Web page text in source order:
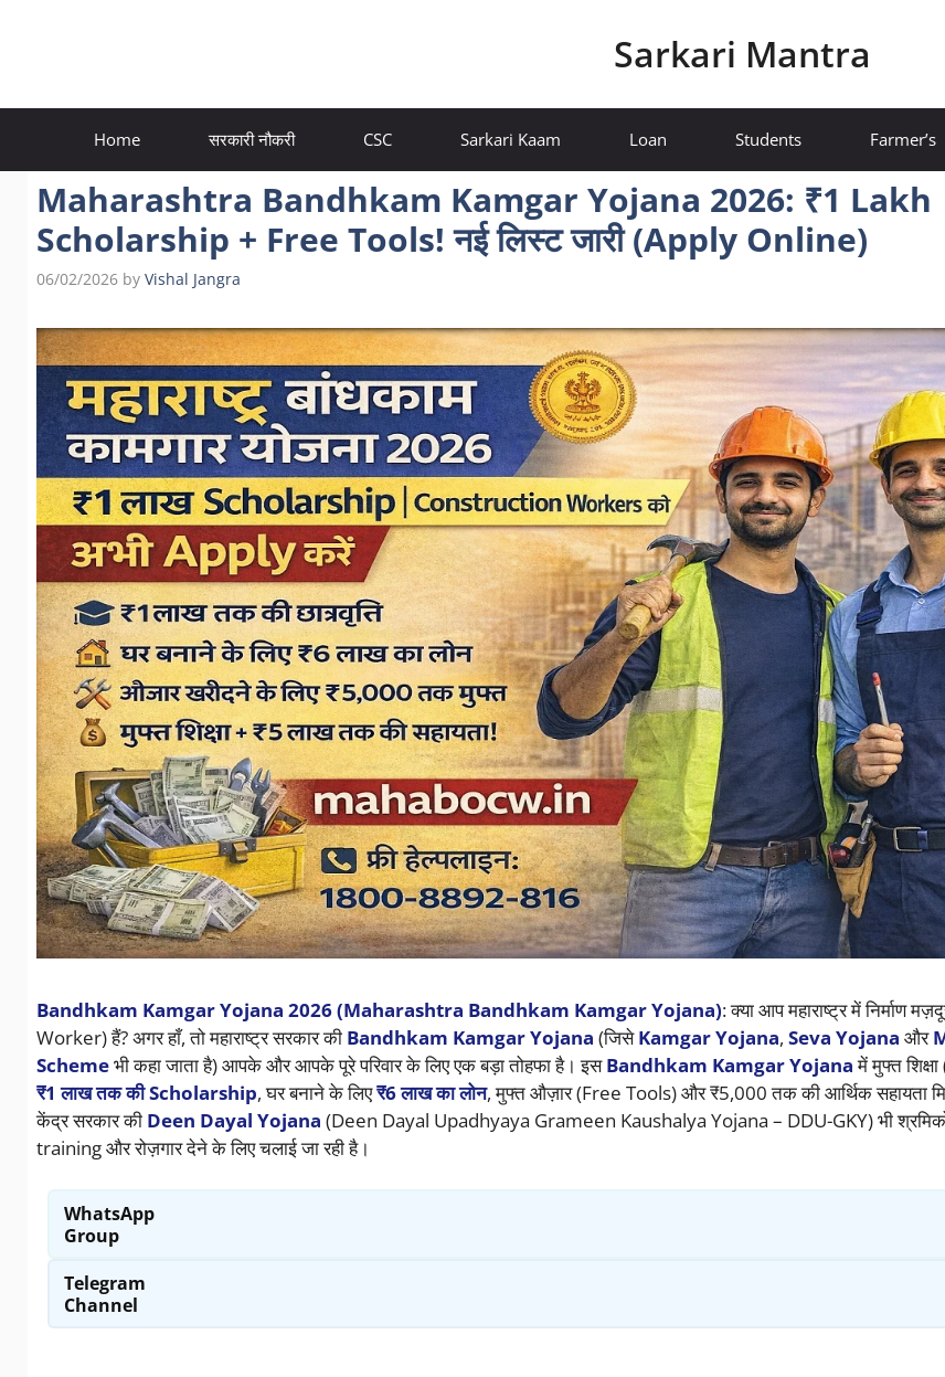
Sarkari Mantra
Home सरकारी नौकरी CSC Sarkari Kaam Loan Students Farmer’s
Maharashtra Bandhkam Kamgar Yojana 2026: ₹1 Lakh
Scholarship + Free Tools! नई लिस्ट जारी (Apply Online)
06/02/2026 by Vishal Jangra
Bandhkam Kamgar Yojana 2026 (Maharashtra Bandhkam Kamgar Yojana): क्या आप महाराष्ट्र में निर्माण
Worker) हैं? अगर हाँ, तो महाराष्ट्र सरकार की Bandhkam Kamgar Yojana (जिसेKamgar Yojana, Seva Yojana और
Schemeभी कहा जाता है) आपके और आपके पूरे परिवार के लिए एक बड़ा तोहफा है। इसBandhkam Kamgar Yojanaमें मुफ्त
₹1 लाख तक की Scholarship, घर बनाने के लिए₹6 लाख का लोन, मुफ्त औज़ार (Free Tools) और ₹5,000 तक की आर्थिक सहायता
केंद्र सरकार की Deen Dayal Yojana (Deen Dayal Upadhyaya Grameen Kaushalya Yojana – DDU-GKY) भी
training और रोज़गार देने के लिए चलाई जा रही है।
WhatsApp
Group
Telegram
Channel